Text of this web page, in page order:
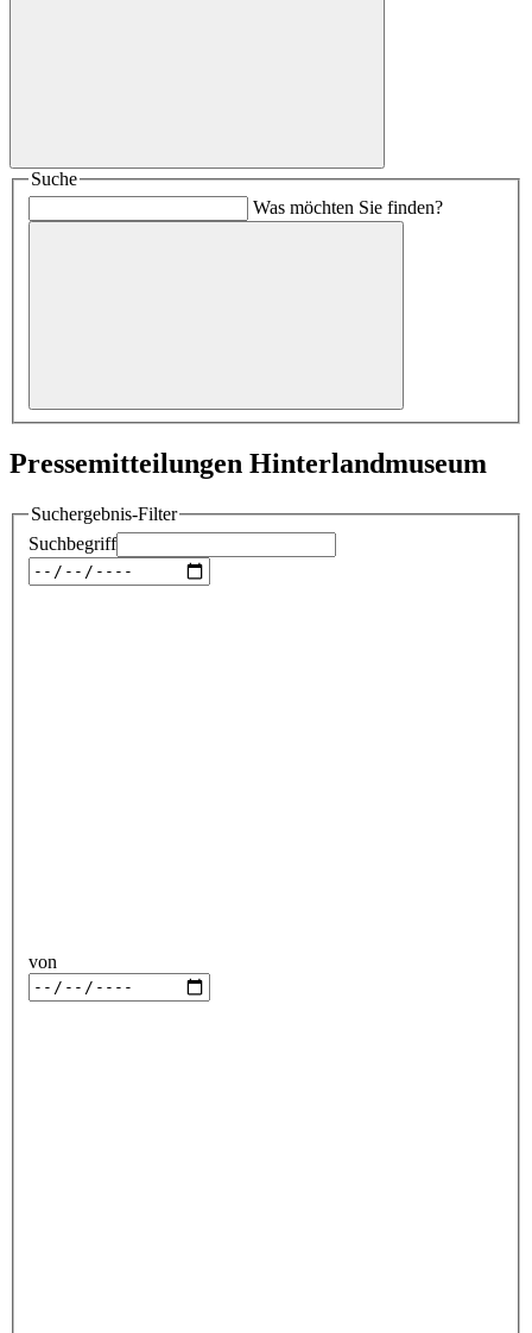
Suche
Was möchten Sie finden?
Pressemitteilungen Hinterlandmuseum
Suchergebnis-Filter
Suchbegriff
von